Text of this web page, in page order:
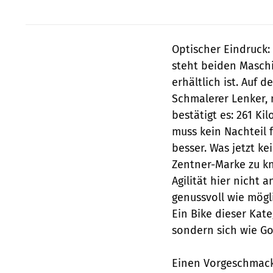
Optischer
steht beiden
erhältlich ist. Auf
Schmalerer
bestätigt es: 261
muss kein Nachteil
besser. Was jetzt
Zentner-Marke zu
Agilität hier nicht
genussvoll wie
Ein Bike dieser
sondern sich wie
Einen